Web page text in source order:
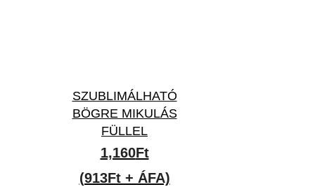
SZUBLIMÁLHATÓ
BÖGRE MIKULÁS
FÜLLEL
1,160Ft
(913Ft + ÁFA)